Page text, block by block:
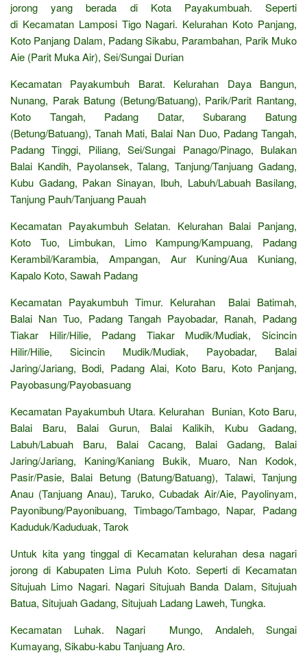
jorong yang berada di Kota Payakumbuah. Seperti
di Kecamatan Lamposi Tigo Nagari. Kelurahan Koto Panjang,
Koto Panjang Dalam, Padang Sikabu, Parambahan, Parik Muko
Aie (Parit Muka Air), Sei/Sungai Durian
Kecamatan Payakumbuh Barat. Kelurahan Daya Bangun,
Nunang, Parak Batung (Betung/Batuang), Parik/Parit Rantang,
Koto Tangah, Padang Datar, Subarang Batung
(Betung/Batuang), Tanah Mati, Balai Nan Duo, Padang Tangah,
Padang Tinggi, Piliang, Sei/Sungai Panago/Pinago, Bulakan
Balai Kandih, Payolansek, Talang, Tanjung/Tanjuang Gadang,
Kubu Gadang, Pakan Sinayan, Ibuh, Labuh/Labuah Basilang,
Tanjung Pauh/Tanjuang Pauah
Kecamatan Payakumbuh Selatan. Kelurahan Balai Panjang,
Koto Tuo, Limbukan, Limo Kampung/Kampuang, Padang
Kerambil/Karambia, Ampangan, Aur Kuning/Aua Kuniang,
Kapalo Koto, Sawah Padang
Kecamatan Payakumbuh Timur. Kelurahan Balai Batimah,
Balai Nan Tuo, Padang Tangah Payobadar, Ranah, Padang
Tiakar Hilir/Hilie, Padang Tiakar Mudik/Mudiak, Sicincin
Hilir/Hilie, Sicincin Mudik/Mudiak, Payobadar, Balai
Jaring/Jariang, Bodi, Padang Alai, Koto Baru, Koto Panjang,
Payobasung/Payobasuang
Kecamatan Payakumbuh Utara. Kelurahan Bunian, Koto Baru,
Balai Baru, Balai Gurun, Balai Kalikih, Kubu Gadang,
Labuh/Labuah Baru, Balai Cacang, Balai Gadang, Balai
Jaring/Jariang, Kaning/Kaniang Bukik, Muaro, Nan Kodok,
Pasir/Pasie, Balai Betung (Batung/Batuang), Talawi, Tanjung
Anau (Tanjuang Anau), Taruko, Cubadak Air/Aie, Payolinyam,
Payonibung/Payonibuang, Timbago/Tambago, Napar, Padang
Kaduduk/Kaduduak, Tarok
Untuk kita yang tinggal di Kecamatan kelurahan desa nagari
jorong di Kabupaten Lima Puluh Koto. Seperti di Kecamatan
Situjuah Limo Nagari. Nagari Situjuah Banda Dalam, Situjuah
Batua, Situjuah Gadang, Situjuah Ladang Laweh, Tungka.
Kecamatan Luhak. Nagari Mungo, Andaleh, Sungai
Kumayang, Sikabu-kabu Tanjuang Aro.